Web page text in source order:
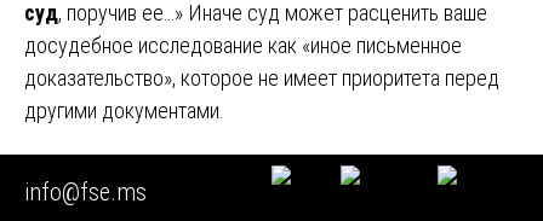
суд, поручив ее…» Иначе суд может расценить ваше
досудебное исследование как «иное письменное
доказательство», которое не имеет приоритета перед
другими документами.
Раздел 22. Психология судьи: как читают
экспертные заключения
info@fse.ms